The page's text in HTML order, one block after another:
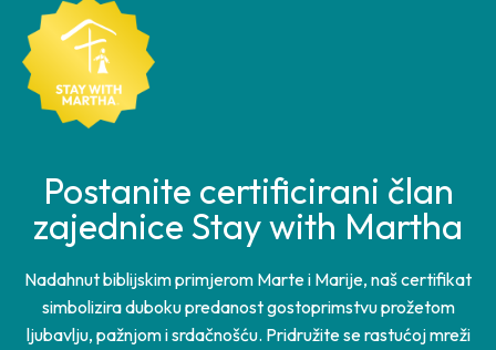
Postanite certificirani član
zajednice Stay with Martha
Nadahnut biblijskim primjerom Marte i Marije, naš certifikat
simbolizira duboku predanost gostoprimstvu prožetom
ljubavlju, pažnjom i srdačnošću. Pridružite se rastućoj mreži